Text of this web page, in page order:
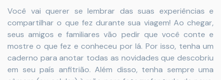
Você vai querer se lembrar das suas experiências e
compartilhar o que fez durante sua viagem! Ao chegar,
seus amigos e familiares vão pedir que você conte e
mostre o que fez e conheceu por lá. Por isso, tenha um
caderno para anotar todas as novidades que descobriu
em seu país anfitrião. Além disso, tenha sempre uma